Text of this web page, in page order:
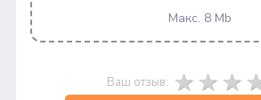
Макс. 8 Mb
Ваш отзыв: